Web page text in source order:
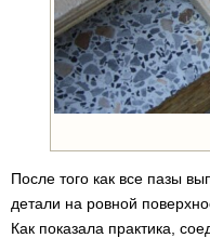
После того как все пазы
детали на ровной
Как показала практика,